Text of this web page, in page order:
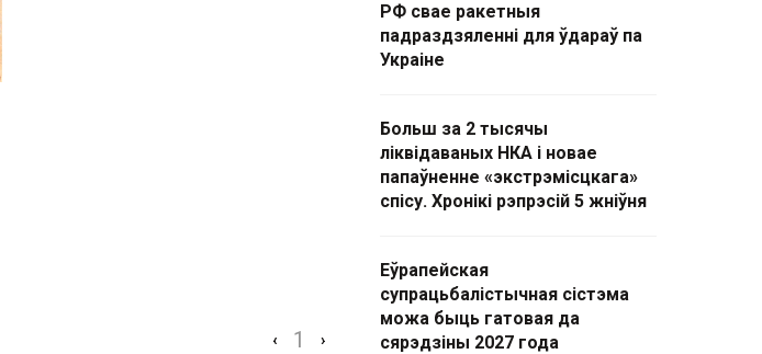
‹ 1 ›
РФ свае ракетныя
падраздзяленні для ўдараў па
Украіне
Больш за 2 тысячы
ліквідаваных НКА і новае
папаўненне «экстрэмісцкага»
спісу. Хронікі рэпрэсій 5 жніўня
Еўрапейская
супрацьбалістычная сістэма
можа быць гатовая да
сярэдзіны 2027 года